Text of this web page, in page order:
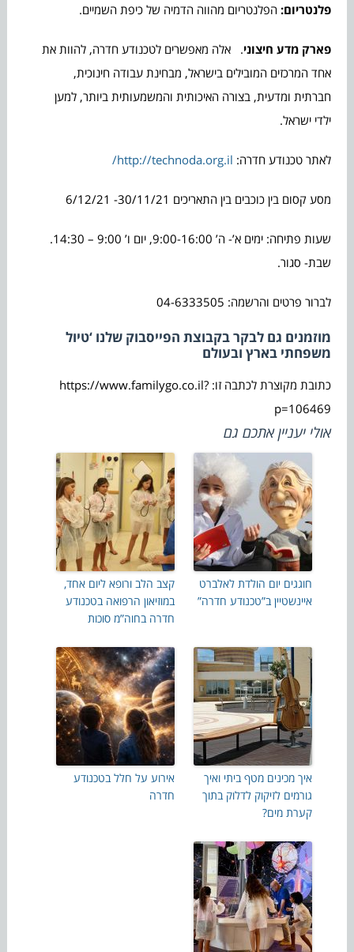
פלנטריום: הפלנטריום מהווה הדמיה של כיפת השמיים.
פארק מדע חיצוני. אלה מאפשרים לטכנודע חדרה, להוות את
אחד המרכזים המובילים בישראל, מבחינת עבודה חינוכית,
חברתית ומדעית, בצורה האיכותית והמשמעותית ביותר, למען
ילדי ישראל.
לאתר טכנודע חדרה: http://technoda.org.il/
מסע קסום בין כוכבים בין התאריכים 30/11/21- 6/12/21
שעות פתיחה: ימים א’- ה’ 9:00-16:00, יום ו’ 9:00 – 14:30.
שבת- סגור.
לברור פרטים והרשמה: 04-6333505
מוזמנים גם לבקר בקבוצת הפייסבוק שלנו ‘טיול
משפחתי בארץ ובעולם
כתובת מקוצרת לכתבה זו: https://www.familygo.co.il?
p=106469
אולי יעניין אתכם גם
חוגגים יום הולדת לאלברט
איינשטיין ב”טכנודע חדרה”
קצב הלב ורופא ליום אחד,
במוזיאון הרפואה בטכנודע
חדרה בחוה”מ סוכות
איך מכינים מטף ביתי ואיך
גורמים לזיקוק לדלוק בתוך
קערת מים?
אירוע על חלל בטכנודע
חדרה